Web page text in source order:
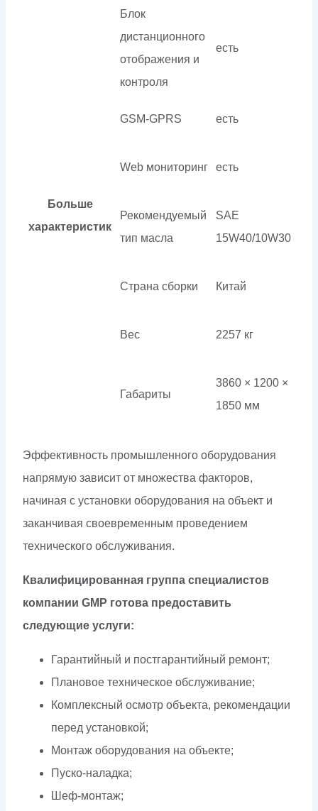
Больше
характеристик
Блок
дистанционного
отображения и
контроля
есть
GSM-GPRS есть
Web мониторинг есть
Рекомендуемый
тип масла
SAE
15W40/10W30
Страна сборки Китай
Вес 2257 кг
Габариты
3860 × 1200 ×
1850 мм
Эффективность промышленного оборудования
напрямую зависит от множества факторов,
начиная с установки оборудования на объект и
заканчивая своевременным проведением
технического обслуживания.
Квалифицированная группа специалистов
компании GMP готова предоставить
следующие услуги:
Гарантийный и постгарантийный ремонт;
Плановое техническое обслуживание;
Комплексный осмотр объекта, рекомендации
перед установкой;
Монтаж оборудования на объекте;
Пуско-наладка;
Шеф-монтаж;